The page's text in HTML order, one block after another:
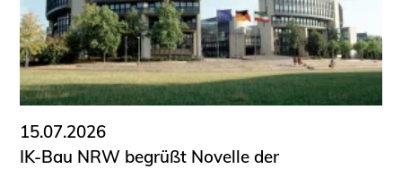
15.07.2026
IK-Bau NRW begrüßt Novelle der